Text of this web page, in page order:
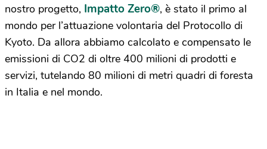
nostro progetto, Impatto Zero®, è stato il primo al
mondo per l’attuazione volontaria del Protocollo di
Kyoto. Da allora abbiamo calcolato e compensato le
emissioni di CO2 di oltre 400 milioni di prodotti e
servizi, tutelando 80 milioni di metri quadri di foresta
in Italia e nel mondo.